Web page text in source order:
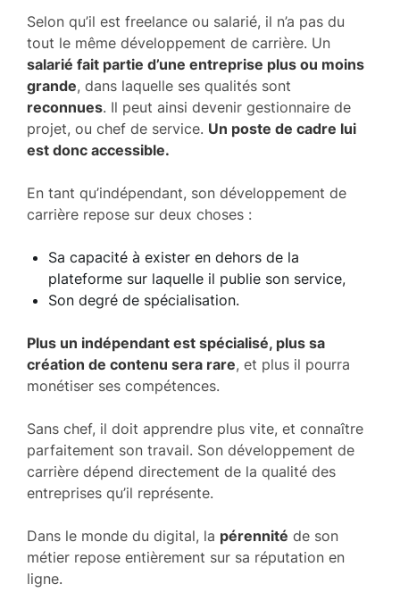
Selon qu’il est freelance ou salarié, il n’a pas du
tout le même développement de carrière. Un
salarié fait partie d’une entreprise plus ou moins
grande, dans laquelle ses qualités sont
reconnues. Il peut ainsi devenir gestionnaire de
projet, ou chef de service. Un poste de cadre lui
est donc accessible.
En tant qu’indépendant, son développement de
carrière repose sur deux choses :
Sa capacité à exister en dehors de la
plateforme sur laquelle il publie son service,
Son degré de spécialisation.
Plus un indépendant est spécialisé, plus sa
création de contenu sera rare, et plus il pourra
monétiser ses compétences.
Sans chef, il doit apprendre plus vite, et connaître
parfaitement son travail. Son développement de
carrière dépend directement de la qualité des
entreprises qu’il représente.
Dans le monde du digital, la pérennité de son
métier repose entièrement sur sa réputation en
ligne.